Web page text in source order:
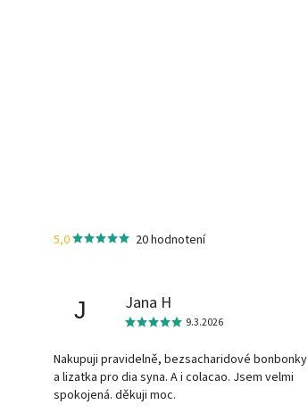
5,0 20 hodnotení
J Jana H
9.3.2026
Nakupuji pravidelně, bezsacharidové bonbonky
a lizatka pro dia syna. A i colacao. Jsem velmi
spokojená. děkuji moc.